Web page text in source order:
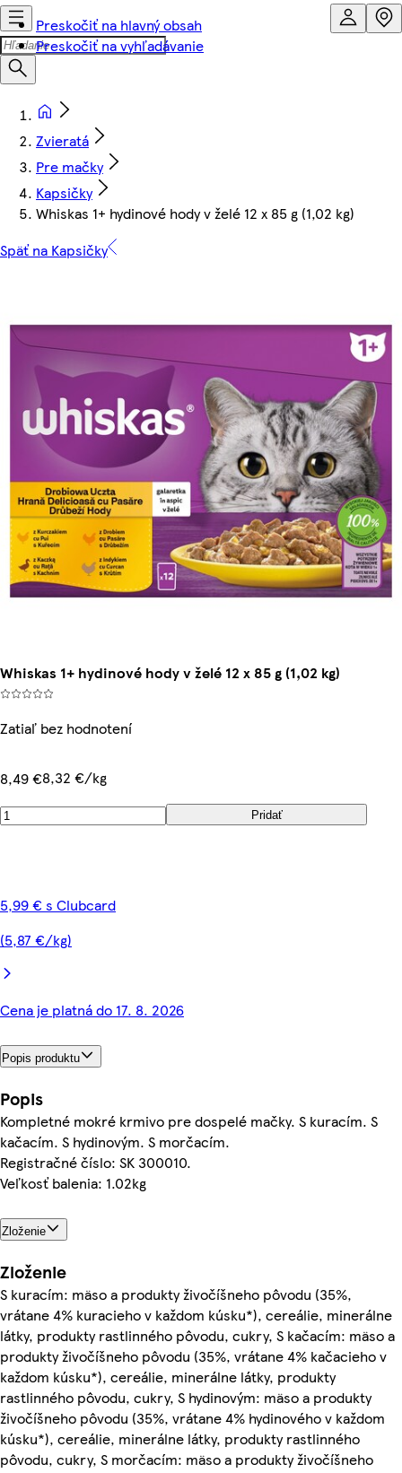
Preskočiť na hlavný obsah
Preskočiť na vyhľadávanie
Zvieratá
Pre mačky
Kapsičky
Whiskas 1+ hydinové hody v želé 12 x 85 g (1,02 kg)
Späť na Kapsičky
Whiskas 1+ hydinové hody v želé 12 x 85 g (1,02 kg)
Zatiaľ bez hodnotení
8,49 €8,32 €/kg
Pridať
5,99 € s Clubcard
(5,87 €/kg)
Cena je platná do 17. 8. 2026
Popis produktu
Popis
Kompletné mokré krmivo pre dospelé mačky. S kuracím. S
kačacím. S hydinovým. S morčacím.
Registračné číslo: SK 300010.
Veľkosť balenia: 1.02kg
Zloženie
Zloženie
S kuracím: mäso a produkty živočíšneho pôvodu (35%,
vrátane 4% kuracieho v každom kúsku*), cereálie, minerálne
látky, produkty rastlinného pôvodu, cukry, S kačacím: mäso a
produkty živočíšneho pôvodu (35%, vrátane 4% kačacieho v
každom kúsku*), cereálie, minerálne látky, produkty
rastlinného pôvodu, cukry, S hydinovým: mäso a produkty
živočíšneho pôvodu (35%, vrátane 4% hydinového v každom
kúsku*), cereálie, minerálne látky, produkty rastlinného
pôvodu, cukry, S morčacím: mäso a produkty živočíšneho